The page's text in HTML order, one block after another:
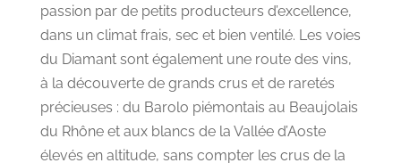
passion par de petits producteurs d’excellence,
dans un climat frais, sec et bien ventilé. Les voies
du Diamant sont également une route des vins,
à la découverte de grands crus et de raretés
précieuses : du Barolo piémontais au Beaujolais
du Rhône et aux blancs de la Vallée d’Aoste
élevés en altitude, sans compter les crus de la